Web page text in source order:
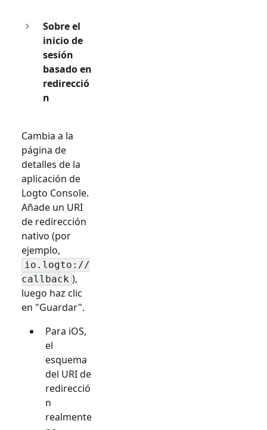
Sobre el
inicio de
sesión
basado en
redirecció
n
Cambia a la
página de
detalles de la
aplicación de
Logto Console.
Añade un URI
de redirección
nativo (por
ejemplo,
io.logto://
callback ),
luego haz clic
en "Guardar".
Para iOS,
el
esquema
del URI de
redirecció
n
realmente